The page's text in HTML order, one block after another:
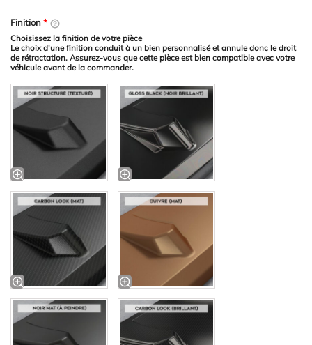
Finition*
Choisissez la finition de votre pièce
Le choix d'une finition conduit à un bien personnalisé et annule donc le droit
de rétractation. Assurez-vous que cette pièce est bien compatible avec votre
véhicule avant de la commander.